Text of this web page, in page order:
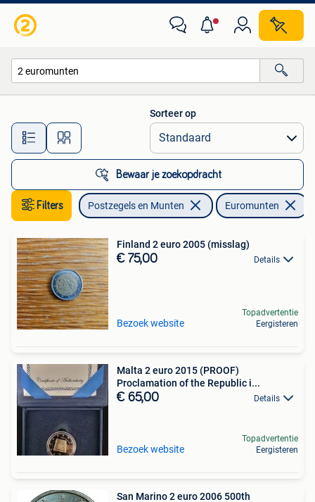
Alle afstanden…
Sorteer op
Bewaar je zoekopdracht
Filters Postzegels en Munten Euromunten
Finland 2 euro 2005 (misslag)
€ 75,00 Details
Bezoek website
Topadvertentie
Eergisteren
Malta 2 euro 2015 (PROOF)
Proclamation of the Republic i...
€ 65,00 Details
Bezoek website
Topadvertentie
Eergisteren
San Marino 2 euro 2006 500th